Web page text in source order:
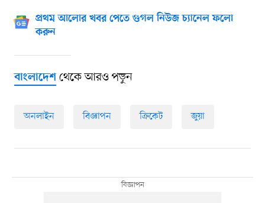
প্রথম আলোর খবর পেতে গুগল নিউজ চ্যানেল ফলো
করুন
বাংলাদেশথেকে আরও পড়ুন
অনলাইন বিজ্ঞাপন ক্রিকেট জুয়া